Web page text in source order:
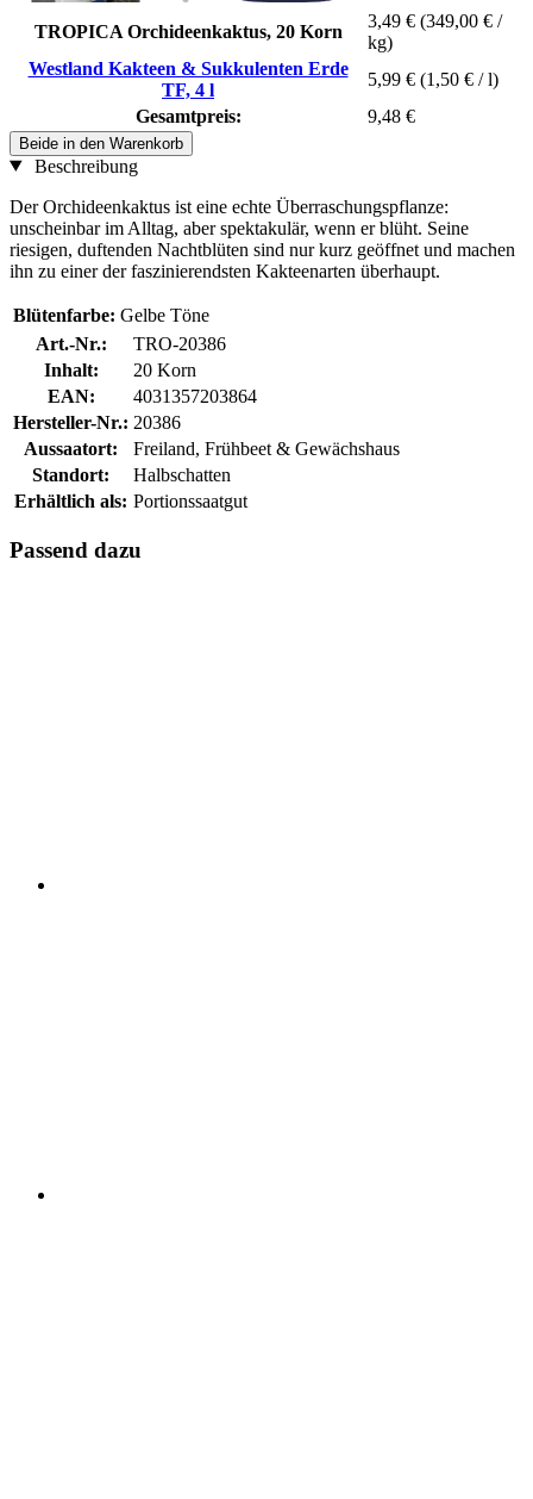
TROPICA Orchideenkaktus, 20 Korn
3,49 € (349,00 € /
kg)
Westland Kakteen & Sukkulenten Erde
TF, 4 l
5,99 € (1,50 € / l)
Gesamtpreis:
9,48 €
Beide in den Warenkorb
Beschreibung
Der Orchideenkaktus ist eine echte Überraschungspflanze:
unscheinbar im Alltag, aber spektakulär, wenn er blüht. Seine
riesigen, duftenden Nachtblüten sind nur kurz geöffnet und machen
ihn zu einer der faszinierendsten Kakteenarten überhaupt.
Blütenfarbe: Gelbe Töne
Art.-Nr.:
TRO-20386
Inhalt:
20 Korn
EAN:
4031357203864
Hersteller-Nr.: 20386
Aussaatort:
Freiland, Frühbeet & Gewächshaus
Standort:
Halbschatten
Erhältlich als: Portionssaatgut
Passend dazu